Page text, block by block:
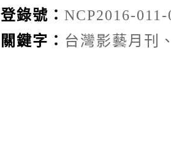
登錄號：NCP2016-
關鍵字： 台灣影藝月刊